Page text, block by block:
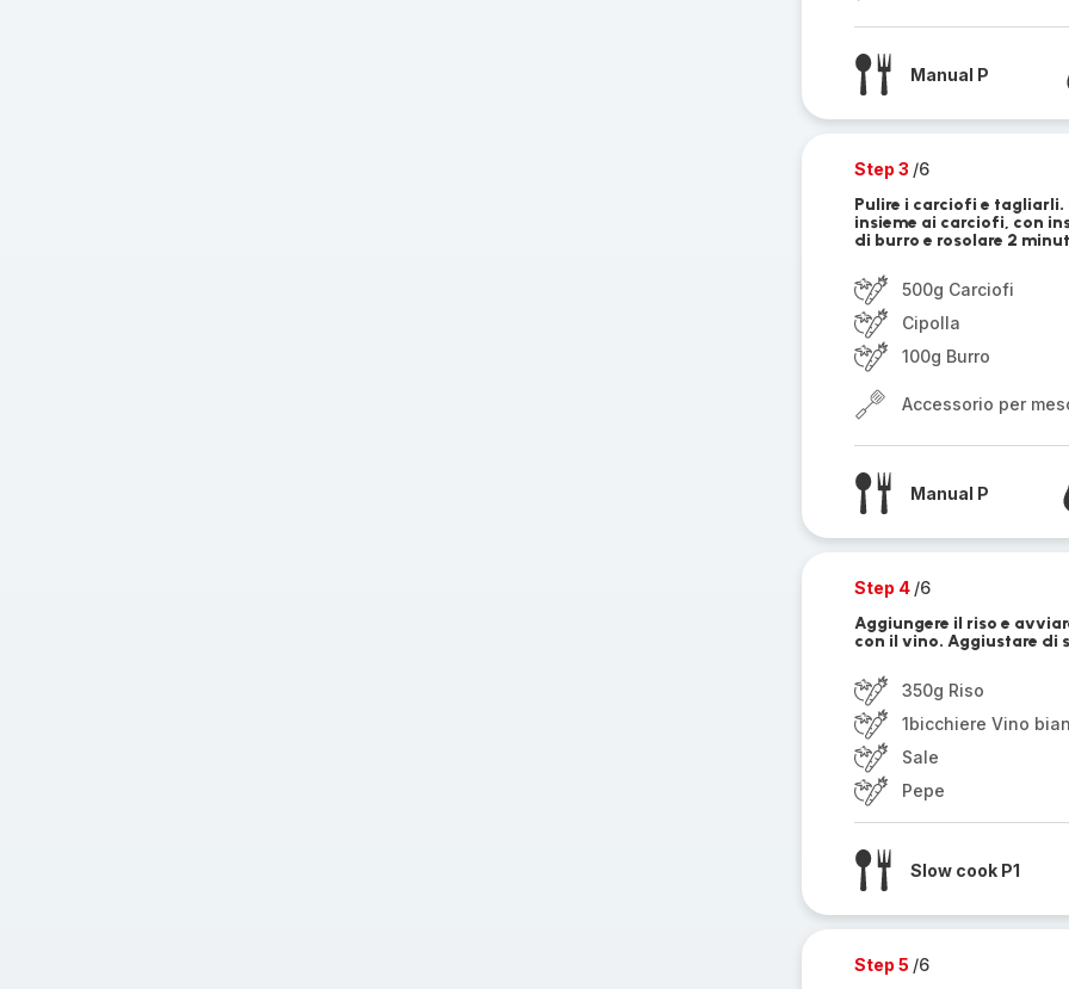
Manual P
Step 3 /6
Pulire i carciofi e
insieme ai carciofi, con
di burro e rosolare 2
500g Carciofi
Cipolla
100g Burro
Accessorio per
Manual P
Step 4 /6
Aggiungere il riso e
con il vino. Aggiustare di
350g Riso
1bicchiere Vino
Sale
Pepe
Slow cook P1
Step 5 /6